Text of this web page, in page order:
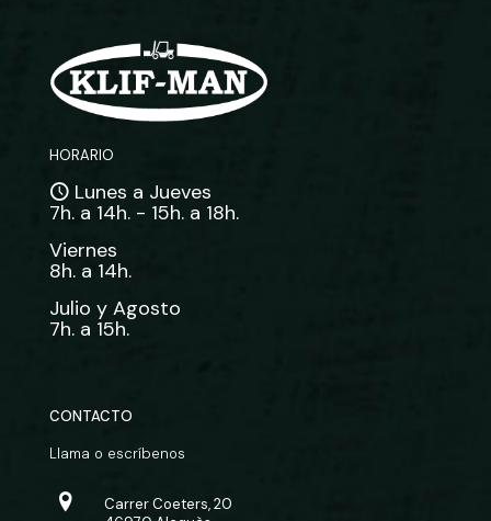
HORARIO
Lunes a Jueves
7h. a 14h. - 15h. a 18h.
Viernes
8h. a 14h.
Julio y Agosto
7h. a 15h.
CONTACTO
Llama o escríbenos
Carrer Coeters, 20